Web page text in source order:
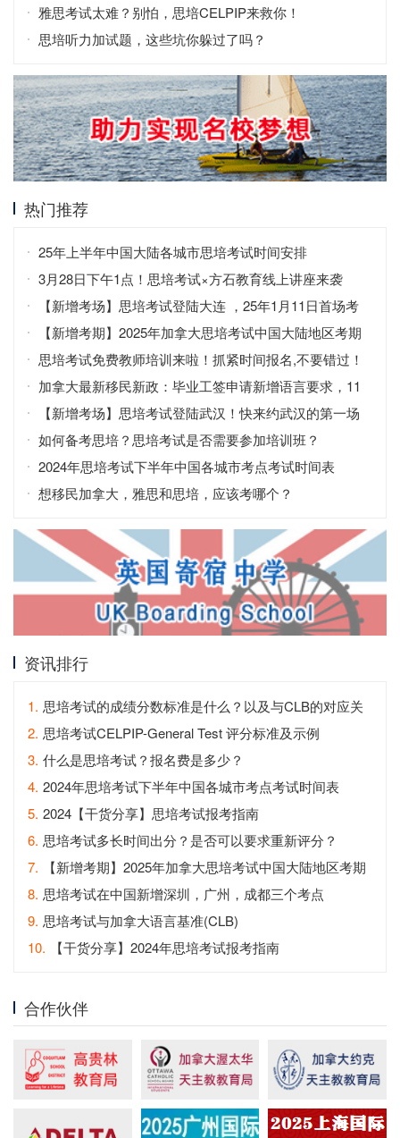
雅思考试太难？别怕，思培CELPIP来救你！
思培听力加试题，这些坑你躲过了吗？
热门推荐
25年上半年中国大陆各城市思培考试时间安排
3月28日下午1点！思培考试×方石教育线上讲座来袭
【新增考场】思培考试登陆大连 ，25年1月11日首场考
试！
【新增考期】2025年加拿大思培考试中国大陆地区考期
发布
思培考试免费教师培训来啦！抓紧时间报名,不要错过！
加拿大最新移民新政：毕业工签申请新增语言要求，11
月1日起生效
【新增考场】思培考试登陆武汉！快来约武汉的第一场
思培考试吧！
如何备考思培？思培考试是否需要参加培训班？
2024年思培考试下半年中国各城市考点考试时间表
想移民加拿大，雅思和思培，应该考哪个？
资讯排行
1. 思培考试的成绩分数标准是什么？以及与CLB的对应关
系
2. 思培考试CELPIP-General Test 评分标准及示例
3. 什么是思培考试？报名费是多少？
4. 2024年思培考试下半年中国各城市考点考试时间表
5. 2024【干货分享】思培考试报考指南
6. 思培考试多长时间出分？是否可以要求重新评分？
7.
【新增考期】2025年加拿大思培考试中国大陆地区考期
发布
8. 思培考试在中国新增深圳，广州，成都三个考点
9. 思培考试与加拿大语言基准(CLB)
10.
【干货分享】2024年思培考试报考指南
合作伙伴